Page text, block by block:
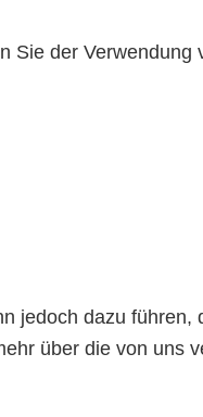
Sie der Verwendung
jedoch dazu führen,
über die von uns